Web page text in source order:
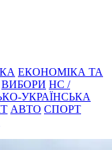
ЕКОНОМІКА ТА
ВИБОРИ НС /
УКРАЇНСЬКА
АВТО СПОРТ